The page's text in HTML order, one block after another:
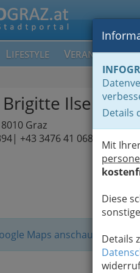
LIFESTYLE V
Details
Mit
Diese
Details
Ilse
Graz
+43 3476 41 068
Maps anschauen